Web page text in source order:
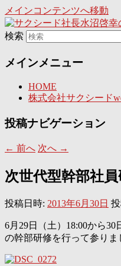
メインコンテンツへ移動
サクシード
ログ「激熱
日々是激熱
検索
メインメニュー
HOME
株式会社サクシード
投稿ナビゲーション
← 前へ 次へ →
次世代型幹部社
投稿日時: 2013年6月30日
6月29日（土）18:00から
の幹部研修を行って参りま